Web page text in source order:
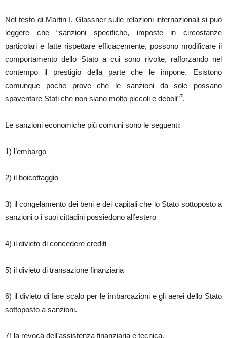
Nel testo di Martin I. Glassner sulle relazioni internazionali si può
leggere che “sanzioni specifiche, imposte in circostanze
particolari e fatte rispettare efficacemente, possono modificare il
comportamento dello Stato a cui sono rivolte, rafforzando nel
contempo il prestigio della parte che le impone. Esistono
comunque poche prove che le sanzioni da sole possano
spaventare Stati che non siano molto piccoli e deboli”7.
Le sanzioni economiche più comuni sono le seguenti:
1) l’embargo
2) il boicottaggio
3) il congelamento dei beni e dei capitali che lo Stato sottoposto a
sanzioni o i suoi cittadini possiedono all’estero
4) il divieto di concedere crediti
5) il divieto di transazione finanziaria
6) il divieto di fare scalo per le imbarcazioni e gli aerei dello Stato
sottoposto a sanzioni.
7) la revoca dell’assistenza finanziaria e tecnica.